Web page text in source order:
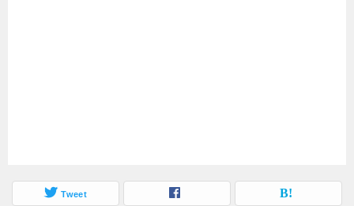
Tweet